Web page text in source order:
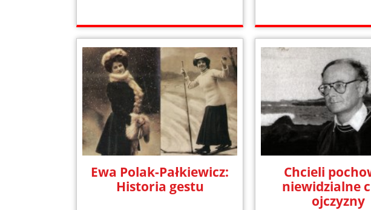
Ewa Polak-Pałkiewicz:
Historia gestu
Chcieli
niewidzialne
ojczyzny